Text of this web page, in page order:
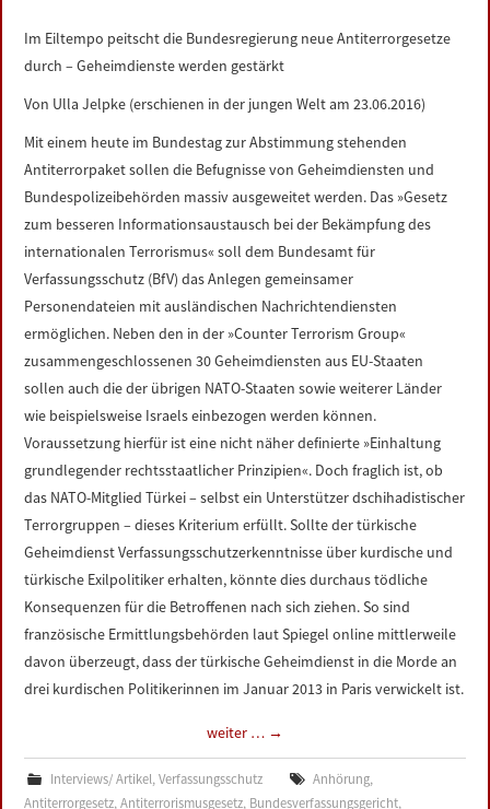
Im Eiltempo peitscht die Bundesregierung neue Antiterrorgesetze
durch – Geheimdienste werden gestärkt
Von Ulla Jelpke (erschienen in der jungen Welt am 23.06.2016)
Mit einem heute im Bundestag zur Abstimmung stehenden
Antiterrorpaket sollen die Befugnisse von Geheimdiensten und
Bundespolizeibehörden massiv ausgeweitet werden. Das »Gesetz
zum besseren Informationsaustausch bei der Bekämpfung des
internationalen Terrorismus« soll dem Bundesamt für
Verfassungsschutz (BfV) das Anlegen gemeinsamer
Personendateien mit ausländischen Nachrichtendiensten
ermöglichen. Neben den in der »Counter Terrorism Group«
zusammengeschlossenen 30 Geheimdiensten aus EU-Staaten
sollen auch die der übrigen NATO-Staaten sowie weiterer Länder
wie beispielsweise Israels einbezogen werden können.
Voraussetzung hierfür ist eine nicht näher definierte »Einhaltung
grundlegender rechtsstaatlicher Prinzipien«. Doch fraglich ist, ob
das NATO-Mitglied Türkei – selbst ein Unterstützer dschihadistischer
Terrorgruppen – dieses Kriterium erfüllt. Sollte der türkische
Geheimdienst Verfassungsschutzerkenntnisse über kurdische und
türkische Exilpolitiker erhalten, könnte dies durchaus tödliche
Konsequenzen für die Betroffenen nach sich ziehen. So sind
französische Ermittlungsbehörden laut Spiegel online mittlerweile
davon überzeugt, dass der türkische Geheimdienst in die Morde an
drei kurdischen Politikerinnen im Januar 2013 in Paris verwickelt ist.
weiter … →
Interviews/ Artikel, Verfassungsschutz Anhörung,
Antiterrorgesetz,Antiterrorismusgesetz, Bundesverfassungsgericht,